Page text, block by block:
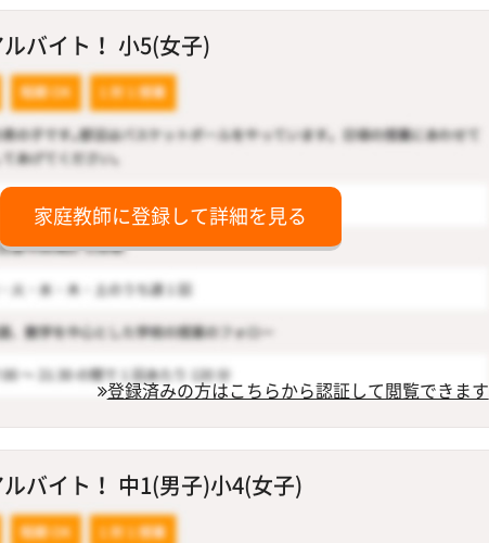
バイト！ 小5(女子)
家庭教師に登録して詳細を見る
登録済みの方はこちらから認証して閲覧できます
バイト！ 中1(男子)小4(女子)